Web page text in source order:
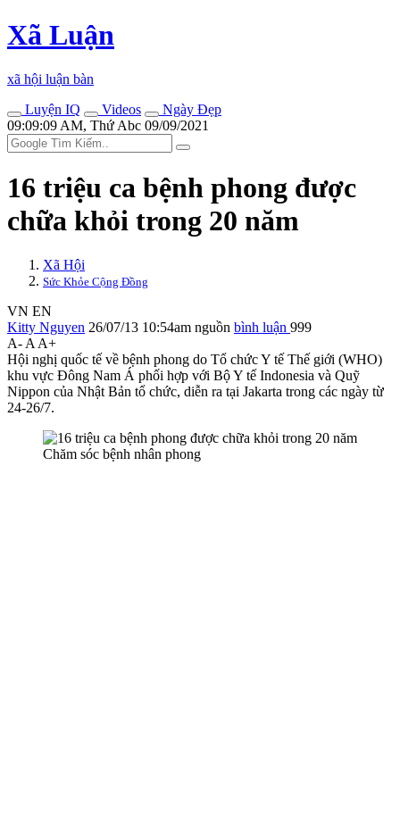
Xã Luận
xã hội luận bàn
Luyện IQ
Videos
Ngày Đẹp
09:09:09 AM, Thứ Abc 09/09/2021
16 triệu ca bệnh phong được
chữa khỏi trong 20 năm
Xã Hội
Sức Khỏe Cộng Đồng
VN EN
Kitty Nguyen 26/07/13 10:54am nguồn bình luận 999
A- A A+
Hội nghị quốc tế về bệnh phong do Tổ chức Y tế Thế giới (WHO)
khu vực Đông Nam Á phối hợp với Bộ Y tế Indonesia và Quỹ
Nippon của Nhật Bản tổ chức, diễn ra tại Jakarta trong các ngày từ
24-26/7.
Chăm sóc bệnh nhân phong